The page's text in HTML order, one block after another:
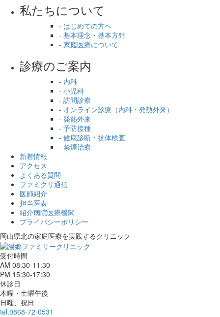
私たちについて
- はじめての方へ
- 基本理念・基本方針
- 家庭医療について
診療のご案内
- 内科
- 小児科
- 訪問診療
- オンライン診療（内科・発熱外来）
- 発熱外来
- 予防接種
- 健康診断・抗体検査
- 禁煙治療
新着情報
アクセス
よくある質問
ファミクリ通信
医師紹介
担当医表
紹介病院医療機関
プライバシーポリシー
岡山県北の家庭医療を実践するクリニック
受付時間
AM 08:30-11:30
PM 15:30-17:30
休診日
木曜・土曜午後
日曜、祝日
tel.0868-72-0531